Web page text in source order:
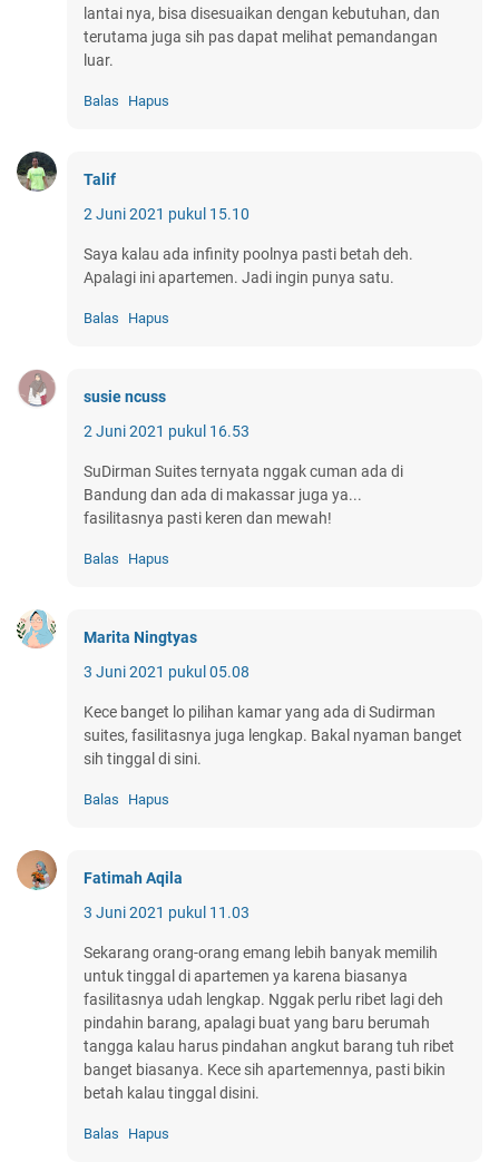
lantai nya, bisa disesuaikan dengan kebutuhan, dan
terutama juga sih pas dapat melihat pemandangan
luar.
Balas Hapus
Talif
2 Juni 2021 pukul 15.10
Saya kalau ada infinity poolnya pasti betah deh.
Apalagi ini apartemen. Jadi ingin punya satu.
Balas Hapus
susie ncuss
2 Juni 2021 pukul 16.53
SuDirman Suites ternyata nggak cuman ada di
Bandung dan ada di makassar juga ya...
fasilitasnya pasti keren dan mewah!
Balas Hapus
Marita Ningtyas
3 Juni 2021 pukul 05.08
Kece banget lo pilihan kamar yang ada di Sudirman
suites, fasilitasnya juga lengkap. Bakal nyaman banget
sih tinggal di sini.
Balas Hapus
Fatimah Aqila
3 Juni 2021 pukul 11.03
Sekarang orang-orang emang lebih banyak memilih
untuk tinggal di apartemen ya karena biasanya
fasilitasnya udah lengkap. Nggak perlu ribet lagi deh
pindahin barang, apalagi buat yang baru berumah
tangga kalau harus pindahan angkut barang tuh ribet
banget biasanya. Kece sih apartemennya, pasti bikin
betah kalau tinggal disini.
Balas Hapus